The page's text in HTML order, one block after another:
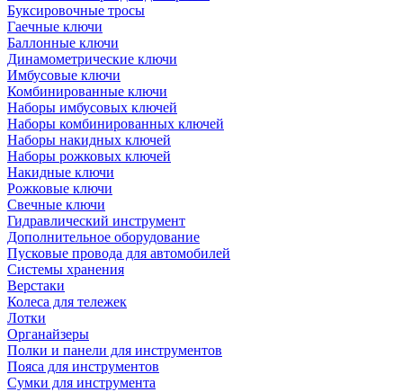
Буксировочные тросы
Гаечные ключи
Баллонные ключи
Динамометрические ключи
Имбусовые ключи
Комбинированные ключи
Наборы имбусовых ключей
Наборы комбинированных ключей
Наборы накидных ключей
Наборы рожковых ключей
Накидные ключи
Рожковые ключи
Свечные ключи
Гидравлический инструмент
Дополнительное оборудование
Пусковые провода для автомобилей
Системы хранения
Верстаки
Колеса для тележек
Лотки
Органайзеры
Полки и панели для инструментов
Пояса для инструментов
Сумки для инструмента